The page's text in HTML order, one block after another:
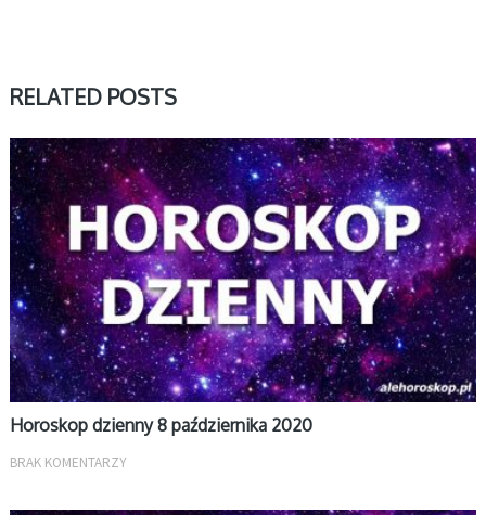
RELATED POSTS
DZIENNY
Horoskop dzienny 8 października 2020
BRAK KOMENTARZY